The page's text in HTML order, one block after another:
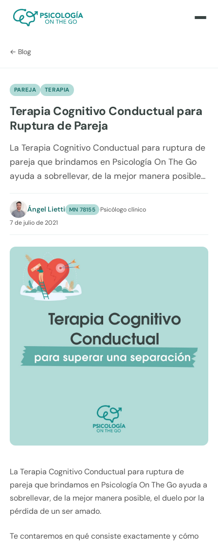
← Blog
PAREJA TERAPIA
Terapia Cognitivo Conductual para
Ruptura de Pareja
La Terapia Cognitivo Conductual para ruptura de
pareja que brindamos en Psicología On The Go
ayuda a sobrellevar, de la mejor manera posible...
Ángel Lietti MN 78155 ·Psicólogo clínico
7 de julio de 2021
La Terapia Cognitivo Conductual para ruptura de
pareja que brindamos en Psicología On The Go ayuda a
sobrellevar, de la mejor manera posible, el duelo por la
pérdida de un ser amado.
Te contaremos en qué consiste exactamente y cómo